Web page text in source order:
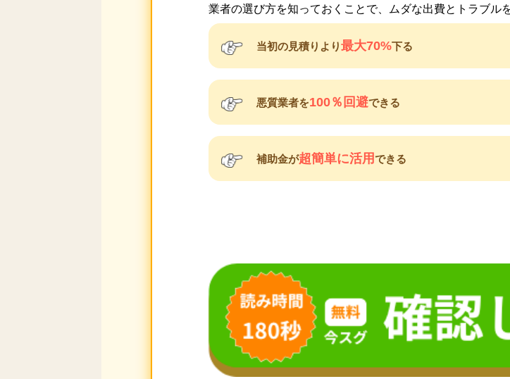
業者の選び方を知っておくことで、ムダな出費とトラブル
当初の見積りより最大70%下る
悪質業者を100％回避できる
補助金が超簡単に活用できる